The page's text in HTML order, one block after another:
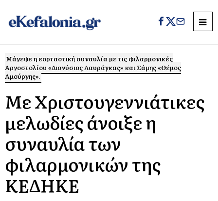
Μάγεψε η εορταστική συναυλία με τις φιλαρμονικές
Αργοστολίου «Διονύσιος Λαυράγκας» και Σάμης «Θέμος
Αμούργης».
Με Χριστουγεννιάτικες
μελωδίες άνοιξε η
συναυλία των
φιλαρμονικών της
ΚΕΔΗΚΕ